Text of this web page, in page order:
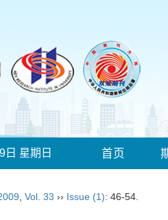
日 星期日 首页
Vol. 33 ›› Issue (1): 46-54.